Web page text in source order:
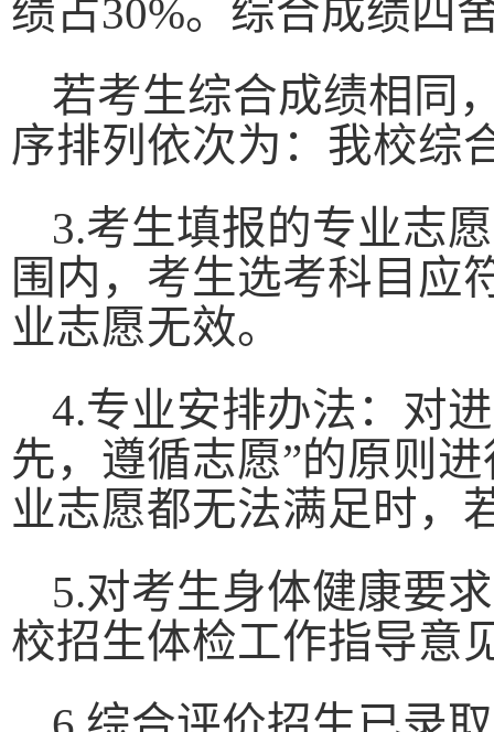
绩占30%。综合成绩四
若考生综合成绩相同
序排列依次为：我校综
3.考生填报的专业志
围内，考生选考科目应
业志愿无效。
4.专业安排办法：对
先，遵循志愿”的原则
业志愿都无法满足时，
5.对考生身体健康要
校招生体检工作指导意